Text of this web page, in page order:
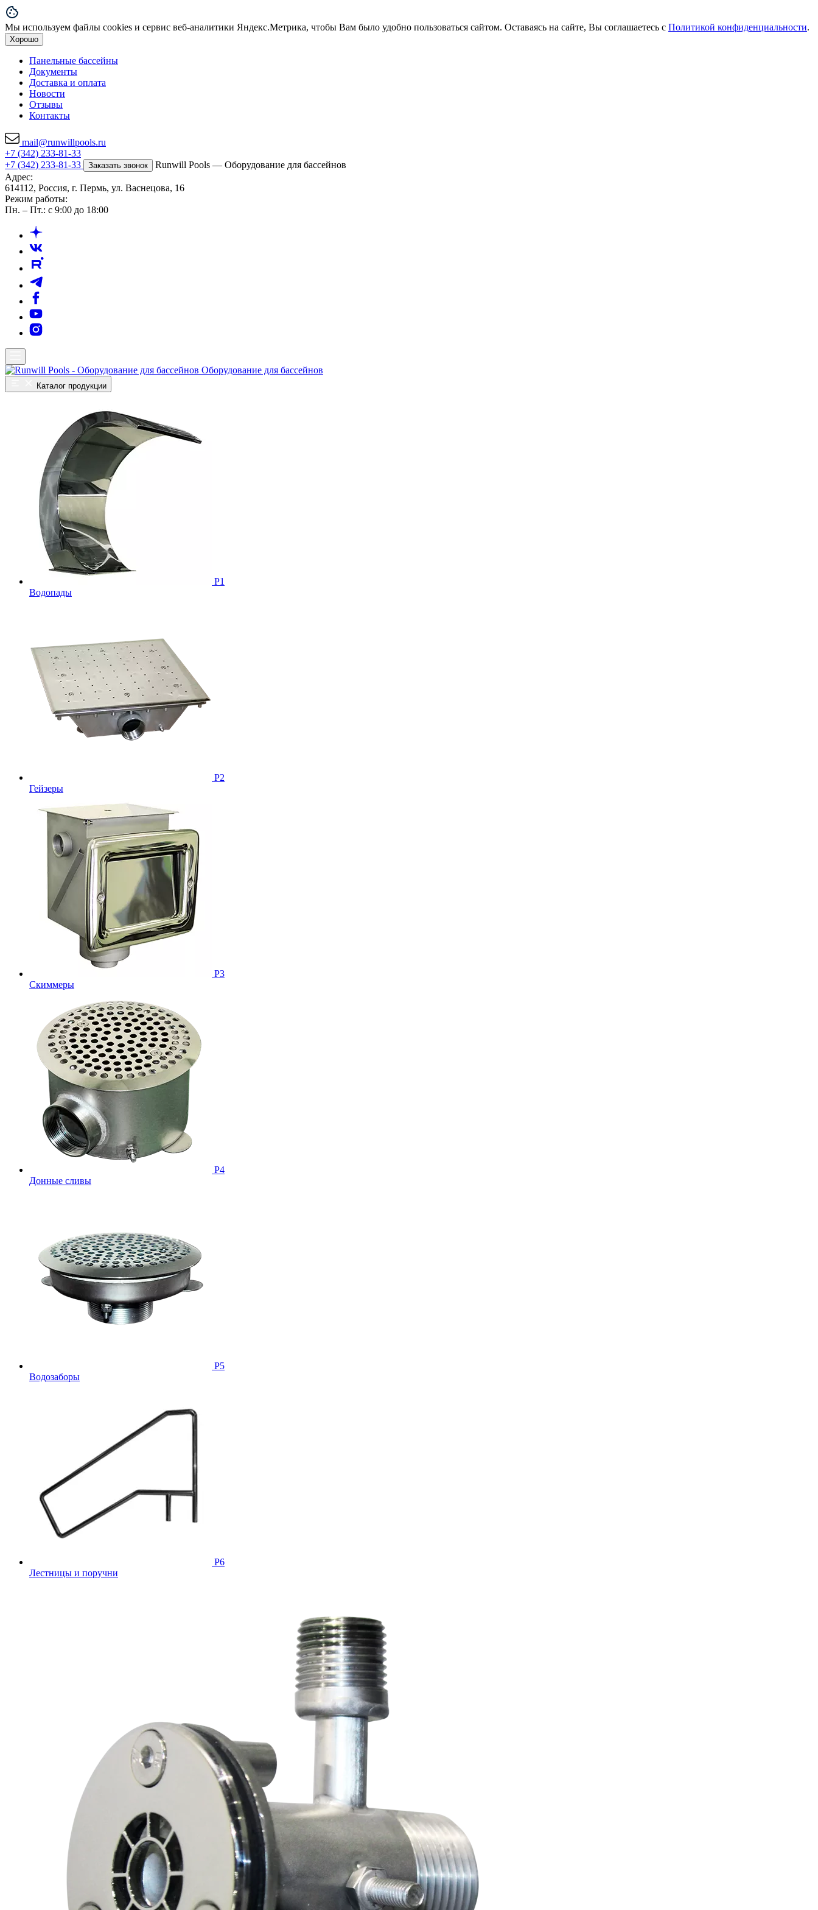
Мы используем файлы cookies и сервис веб-аналитики Яндекс.Метрика, чтобы Вам было удобно пользоваться сайтом. Оставаясь на сайте, Вы соглашаетесь с Политикой конфиденциальности.
Хорошо
Панельные бассейны
Документы
Доставка и оплата
Новости
Отзывы
Контакты
mail@runwillpools.ru
+7 (342) 233-81-33
+7 (342) 233-81-33
Заказать звонок
Runwill Pools — Оборудование для бассейнов
Адрес:
614112, Россия, г. Пермь, ул. Васнецова, 16
Режим работы:
Пн. – Пт.: с 9:00 до 18:00
Оборудование для бассейнов
Каталог продукции
Р1
Водопады
Р2
Гейзеры
Р3
Скиммеры
Р4
Донные сливы
Р5
Водозаборы
Р6
Лестницы и поручни